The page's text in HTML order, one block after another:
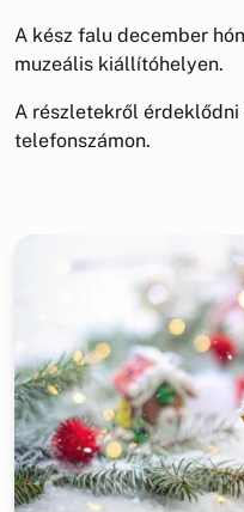
A kész falu december
muzeális kiállítóhelyen.
A részletekről
telefonszámon.